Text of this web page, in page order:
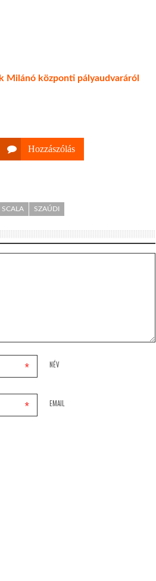
Milánó központi pályaudvaráról
Hozzászólás
SCALA SZAÚDI
NÉV
*
EMAIL
*